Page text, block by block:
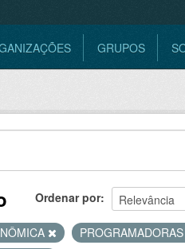
GRUPOS
Ordenar por
PROGRAMADORAS